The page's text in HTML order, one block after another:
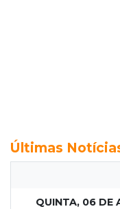
Últimas
QUINTA, 06 DE